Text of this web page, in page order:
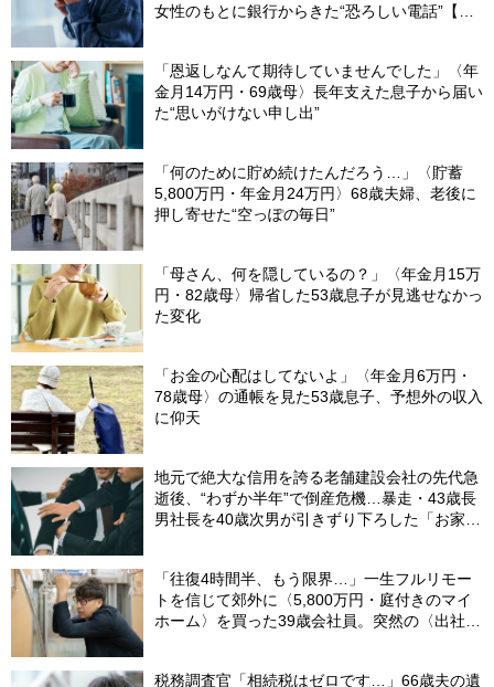
女性のもとに銀行からきた“恐ろしい電話”【FP
「恩返しなんて期待していませんでした」〈年
金月14万円・69歳母〉長年支えた息子から届い
た“思いがけない申し出”
「何のために貯め続けたんだろう…」〈貯蓄
5,800万円・年金月24万円〉68歳夫婦、老後に
押し寄せた“空っぽの毎日”
「母さん、何を隠しているの？」〈年金月15万
円・82歳母〉帰省した53歳息子が見逃せなかっ
た変化
「お金の心配はしてないよ」〈年金月6万円・
78歳母〉の通帳を見た53歳息子、予想外の収入
に仰天
地元で絶大な信用を誇る老舗建設会社の先代急
逝後、“わずか半年”で倒産危機…暴走・43歳長
男社長を40歳次男が引きずり下ろした「お家騒
「往復4時間半、もう限界…」一生フルリモー
トを信じて郊外に〈5,800万円・庭付きのマイ
ホーム〉を買った39歳会社員。突然の〈出社
税務調査官「相続税はゼロです…」66歳夫の遺